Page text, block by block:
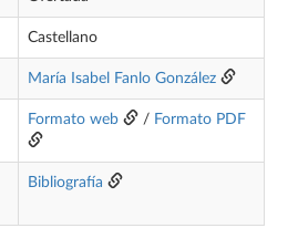
Castellano
María Isabel Fanlo González
Formato web / Formato PDF
Bibliografía